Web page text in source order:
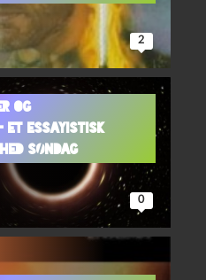
2
og
essayistisk
søndag
0